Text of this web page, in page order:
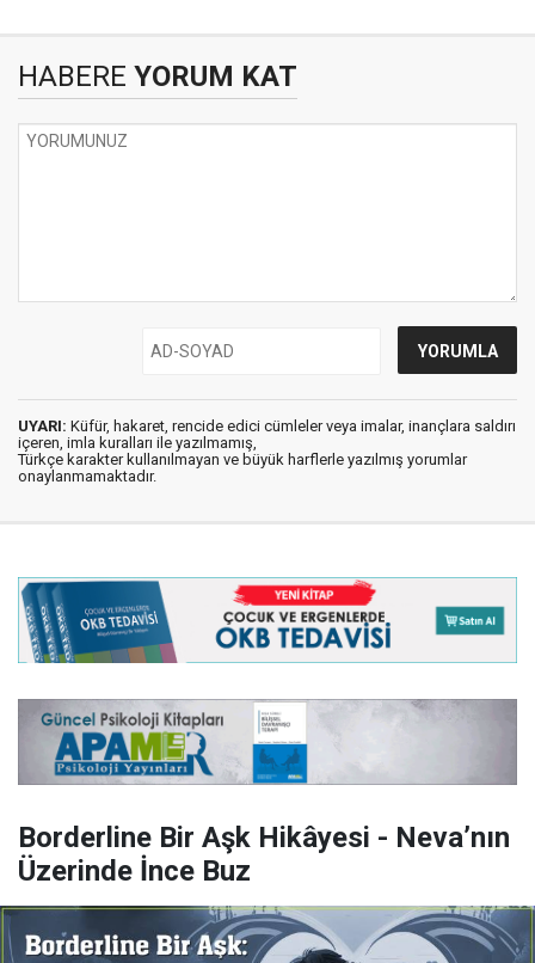
HABERE YORUM KAT
UYARI: Küfür, hakaret, rencide edici cümleler veya imalar, inançlara saldırı
içeren, imla kuralları ile yazılmamış,
Türkçe karakter kullanılmayan ve büyük harflerle yazılmış yorumlar
onaylanmamaktadır.
Borderline Bir Aşk Hikâyesi - Neva’nın
Üzerinde İnce Buz